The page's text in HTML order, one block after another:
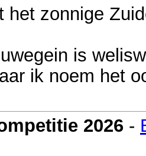
het zonnige
is
ik noem het
2026 -